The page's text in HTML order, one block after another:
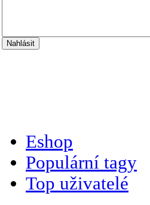
Eshop
Populární tagy
Top uživatelé